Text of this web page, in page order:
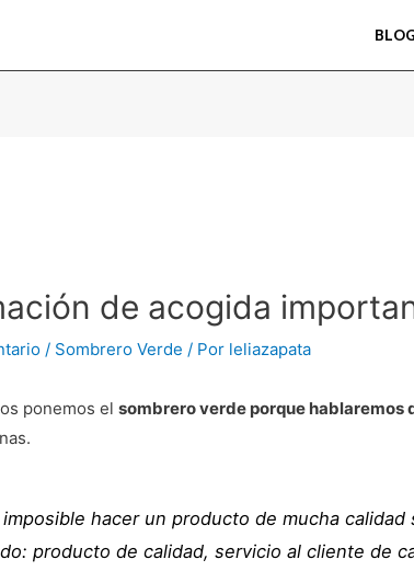
BLOG
de acogida
/ Sombrero Verde / Por leliazapata
ponemos elsombrero verde porque hablaremos
imposible hacer un producto de mucha
producto de calidad, servicio al cliente de